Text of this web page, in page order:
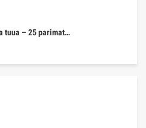
tuua – 25 parimat…